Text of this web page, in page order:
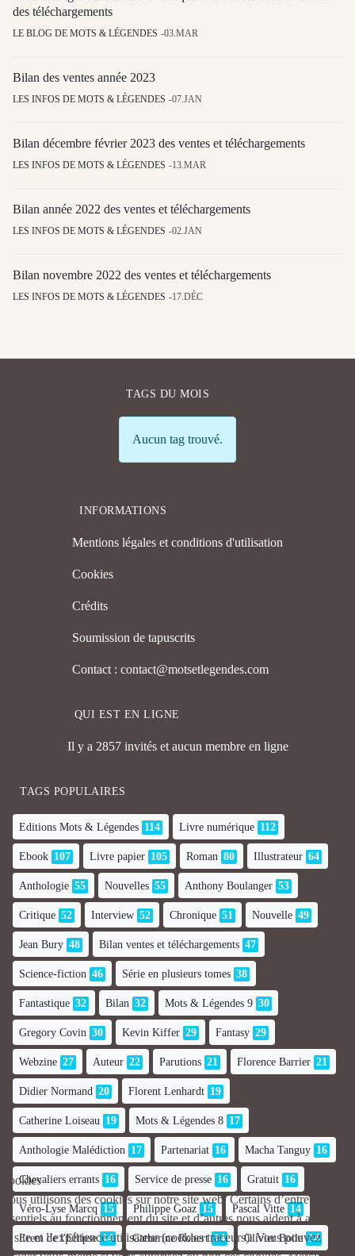
des téléchargements
LE BLOG DE MOTS & LÉGENDES 03.MAR
Bilan des ventes année 2023
LES INFOS DE MOTS & LÉGENDES 07.JAN
Bilan décembre février 2023 des ventes et téléchargements
LES INFOS DE MOTS & LÉGENDES 13.MAR
Bilan année 2022 des ventes et téléchargements
LES INFOS DE MOTS & LÉGENDES 02.JAN
Bilan novembre 2022 des ventes et téléchargements
LES INFOS DE MOTS & LÉGENDES 17.DÉC
TAGS DU MOIS
Info
Aucun tag trouvé.
INFORMATIONS
Mentions légales et conditions d'utilisation
Cookies
Crédits
Soumission de tapuscrits
Contact : contact@motsetlegendes.com
QUI EST EN LIGNE
Il y a 2857 invités et aucun membre en ligne
TAGS POPULAIRES
Editions Mots & Légendes 114 Livre numérique 112
Ebook 107 Livre papier 105 Roman 80 Illustrateur 64
Anthologie 55 Nouvelles 55 Anthony Boulanger 53
Critique 52 Interview 52 Chronique 51 Nouvelle 49
Jean Bury 48 Bilan ventes et téléchargements 47
Science-fiction 46 Série en plusieurs tomes 38
Fantastique 32 Bilan 32 Mots & Légendes 9 30
Gregory Covin 30 Kevin Kiffer 29 Fantasy 29
Webzine 27 Auteur 22 Parutions 21 Florence Barrier 21
Didier Normand 20 Florent Lenhardt 19
Catherine Loiseau 19 Mots & Légendes 8 17
Anthologie Malédiction 17 Partenariat 16 Macha Tanguy 16
Chevaliers errants 16 Service de presse 16 Gratuit 16
Véro-Lyse Marcq 15 Philippe Goaz 15 Pascal Vitte 14
Erem de l'Ellipse 14 Catherine Robert 14 Olivier Boile 14
Cookies
Nous utilisons des cookies sur notre site web. Certains d’entre eux sont
essentiels au fonctionnement du site et d’autres nous aident à améliorer
ce site et l’expérience utilisateur (cookies traceurs). Vous pouvez